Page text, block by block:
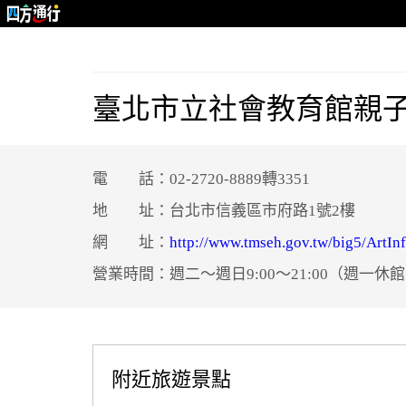
臺北市立社會教育館親
電 話：02-2720-8889轉3351
地 址：台北市信義區市府路1號2樓
網 址： http://www.tmseh.gov.tw/big5/
營業時間：週二～週日9:00～21:00（週一休
附近旅遊景點